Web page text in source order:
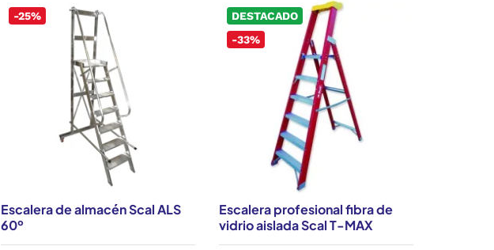
-25%
Escalera de almacén Scal ALS
60º
DESTACADO
-33%
Escalera profesional fibra de
vidrio aislada Scal T-MAX